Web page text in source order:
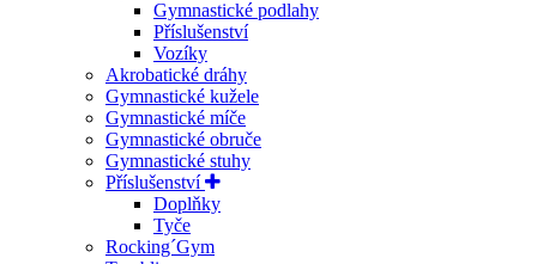
Gymnastické podlahy
Příslušenství
Vozíky
Akrobatické dráhy
Gymnastické kužele
Gymnastické míče
Gymnastické obruče
Gymnastické stuhy
Příslušenství
Doplňky
Tyče
Rocking´Gym